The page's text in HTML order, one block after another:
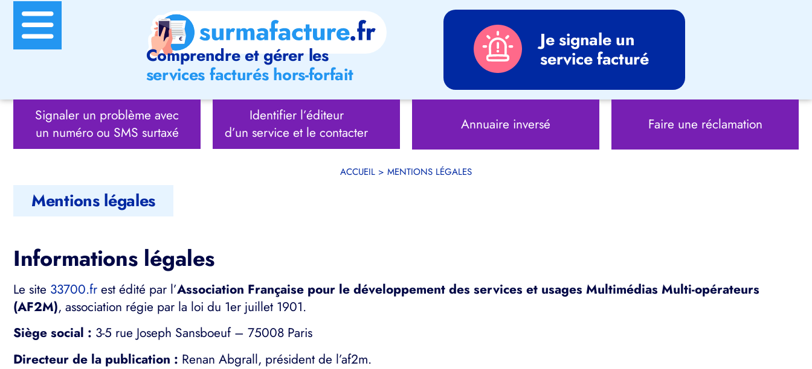
Comprendre et gérer les
services facturés hors-forfait
Je signale un
service facturé
Signaler un problème avec
un numéro ou SMS surtaxé
Identifier l’éditeur
d’un service et le contacter
Annuaire inversé Faire une réclamation
ACCUEIL > MENTIONS LÉGALES
Mentions légales
Informations légales
Le site 33700.fr est édité par l’Association Française pour le développement des services et usages Multimédias Multi-opérateurs
(AF2M), association régie par la loi du 1er juillet 1901.
Siège social : 3-5 rue Joseph Sansboeuf – 75008 Paris
Directeur de la publication : Renan Abgrall, président de l’af2m.